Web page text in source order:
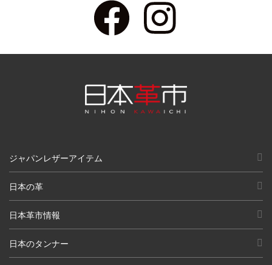
ジャパンレザーアイテム
日本の革
日本革市情報
日本のタンナー